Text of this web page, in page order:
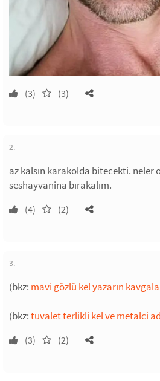
(3) (3)
2.
az kalsın karakolda bitecekti. neler
seshayvanina bırakalım.
(4) (2)
3.
(bkz: mavi gözlü kel yazarın
(bkz:tuvalet terlikli kel ve metalci
(3) (2)